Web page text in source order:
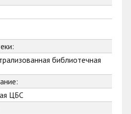
библиотечная
ЦБС